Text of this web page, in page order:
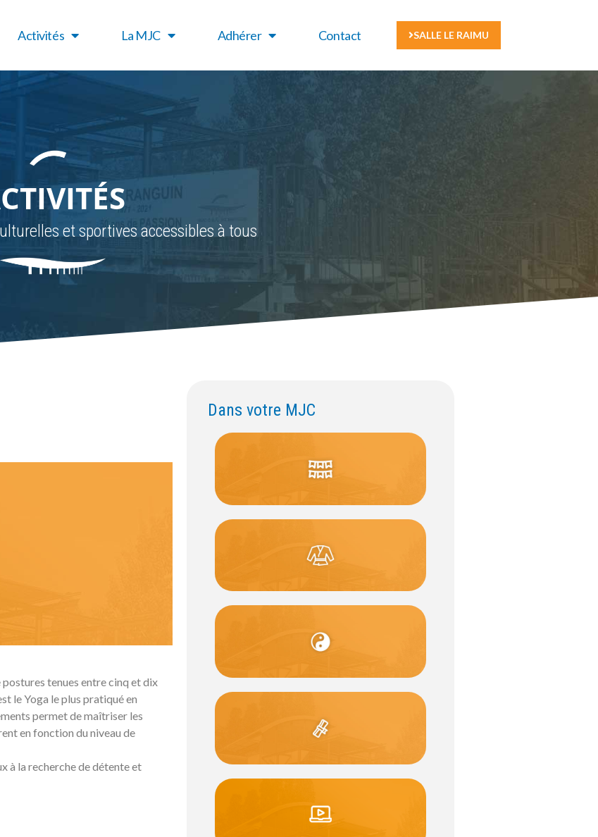
Activités La MJC Adhérer Contact SALLE LE RAIMU
et sportives accessibles à tous
tenues entre cinq et dix
le Yoga le plus pratiqué en
permet de maîtriser les
en fonction du niveau de
à la recherche de détente et
Dans votre MJC